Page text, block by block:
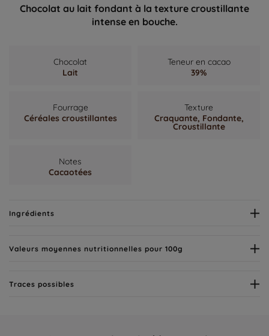
Chocolat au lait fondant à la texture croustillante
intense en bouche.
Chocolat
Lait
Teneur en cacao
39%
Fourrage
Céréales croustillantes
Texture
Craquante, Fondante,
Croustillante
Notes
Cacaotées
Ingrédients
Valeurs moyennes nutritionnelles pour 100g
Traces possibles